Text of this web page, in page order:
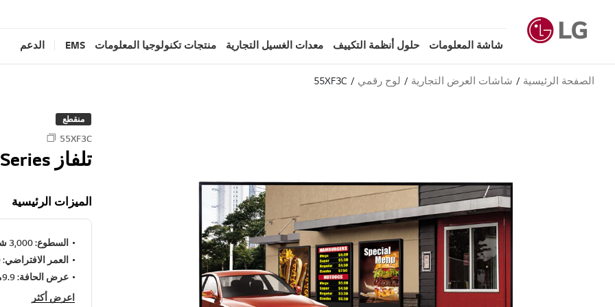
شاشة المعلومات حلول أنظمة التكييف معدات الغسيل التجارية منتجات تكنولوجيا المعلومات EMS الدعم
الصفحة الرئيسية شاشات العرض التجارية لوح رقمي 55XF3C
منقطع
55XF3C
تلفاز XF3C Series
الميزات الرئيسية
السطوع: 3,000 شمعة /م2 (النوع)
العمر الافتراضي: 50,000 ساعات
عرض الحافة: 9.9ملم (أيسر/أيمن),12 مم (علوي/سفلي)
اعرض أكثر